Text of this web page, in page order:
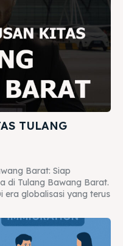
TULANG
Barat: Siap
di Tulang Bawang Barat.
era globalisasi yang terus